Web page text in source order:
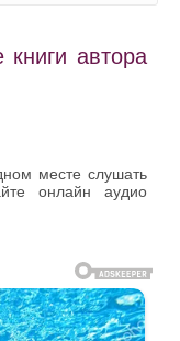
автора
месте слушать
онлайн аудио